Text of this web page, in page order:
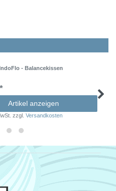
- Balancekissen
Artikel anzeigen
zzgl.Versandkosten